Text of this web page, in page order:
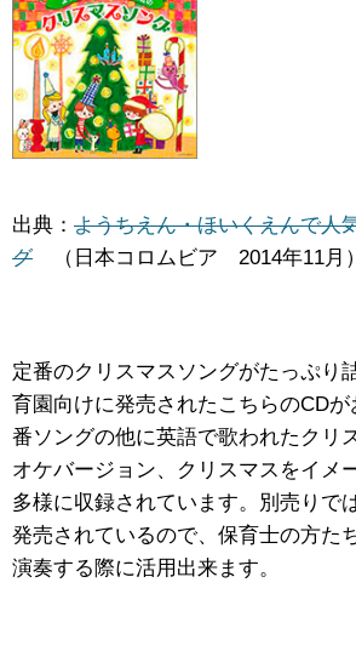
出典： ようちえん・ほいくえんで人
グ（日本コロムビア 2014年11月）
定番のクリスマスソングがたっぷり
育園向けに発売されたこちらのCD
番ソングの他に英語で歌われたクリ
オケバージョン、クリスマスをイメ
多様に収録されています。別売りで
発売されているので、保育士の方た
演奏する際に活用出来ます。